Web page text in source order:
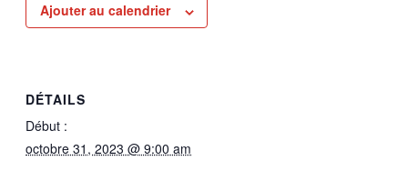
Ajouter au calendrier
DÉTAILS
Début :
octobre 31, 2023 @ 9:00 am